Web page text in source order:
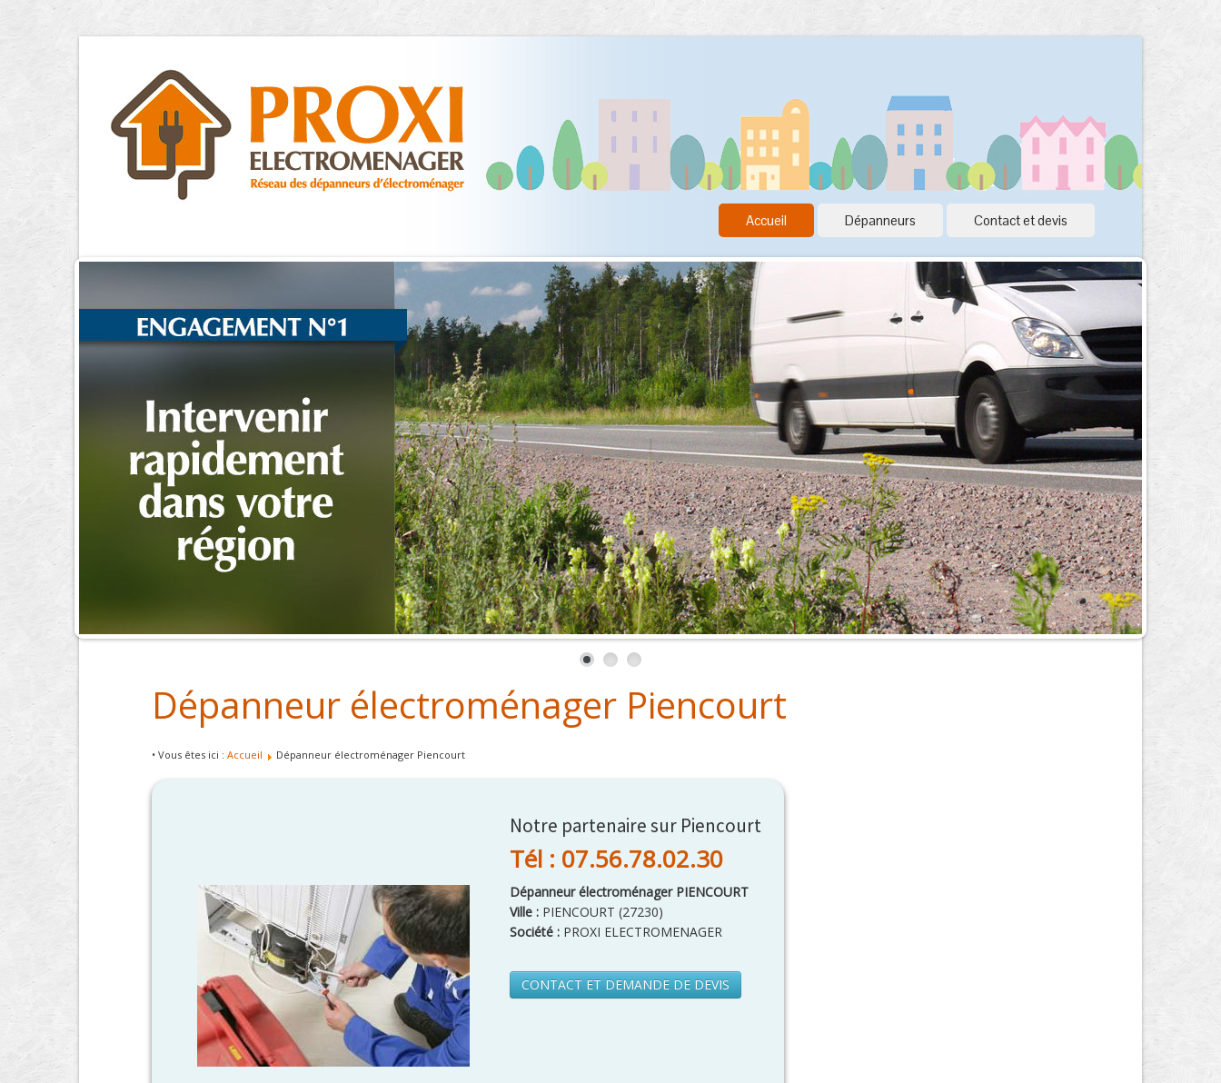
Accueil Dépanneurs Contact et devis
Dépanneur électroménager Piencourt
• Vous êtes ici : Accueil Dépanneur électroménager Piencourt
Notre partenaire sur Piencourt
Tél : 07.56.78.02.30
Dépanneur électroménager PIENCOURT
Ville : PIENCOURT (27230)
Société : PROXI ELECTROMENAGER
CONTACT ET DEMANDE DE DEVIS